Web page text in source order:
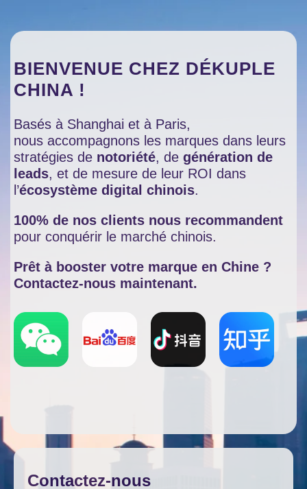
BIENVENUE CHEZ DÉKUPLE
CHINA !
Basés à Shanghai et à Paris,
nous accompagnons les marques dans leurs
stratégies de notoriété, de génération de
leads, et de mesure de leur ROI dans
l’écosystème digital chinois.
100% de nos clients nous recommandent
pour conquérir le marché chinois.
Prêt à booster votre marque en Chine ?
Contactez-nous maintenant.